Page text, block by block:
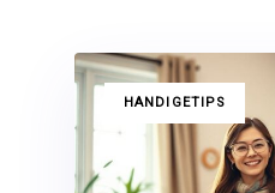
TAGSHANDIGETIPS